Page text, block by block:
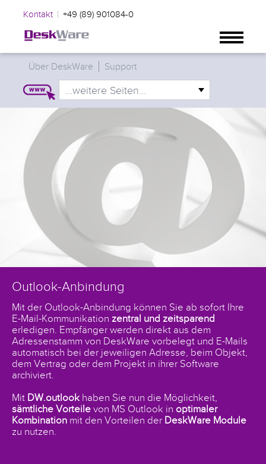
Kontakt | +49 (89) 901084-0
Über DeskWare Support
...weitere Seiten...
Outlook-Anbindung
Mit der Outlook-Anbindung können Sie ab sofort Ihre
E-Mail-Kommunikation zentral und zeitsparend
erledigen. Empfänger werden direkt aus dem
Adressenstamm von DeskWare vorbelegt und E-Mails
automatisch bei der jeweiligen Adresse, beim Objekt,
dem Vertrag oder dem Projekt in ihrer Software
archiviert.
Mit DW.outlookhaben Sie nun die Möglichkeit,
sämtliche Vorteile von MS Outlook in optimaler
Kombination mit den Vorteilen der DeskWare Module
zu nutzen.